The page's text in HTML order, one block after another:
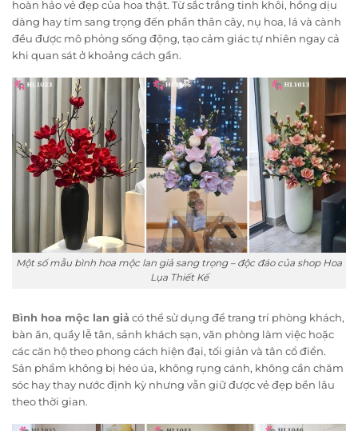
hoàn hảo vẻ đẹp của hoa thật. Từ sắc trắng tinh khôi, hồng dịu
dàng hay tím sang trọng đến phần thân cây, nụ hoa, lá và cành
đều được mô phỏng sống động, tạo cảm giác tự nhiên ngay cả
khi quan sát ở khoảng cách gần.
Một số mẫu bình hoa mộc lan giả sang trọng – độc đáo của shop Hoa
Lụa Thiết Kế
Bình hoa mộc lan giả có thể sử dụng để trang trí phòng khách,
bàn ăn, quầy lễ tân, sảnh khách sạn, văn phòng làm việc hoặc
các căn hộ theo phong cách hiện đại, tối giản và tân cổ điển.
Sản phẩm không bị héo úa, không rụng cánh, không cần chăm
sóc hay thay nước định kỳ nhưng vẫn giữ được vẻ đẹp bền lâu
theo thời gian.